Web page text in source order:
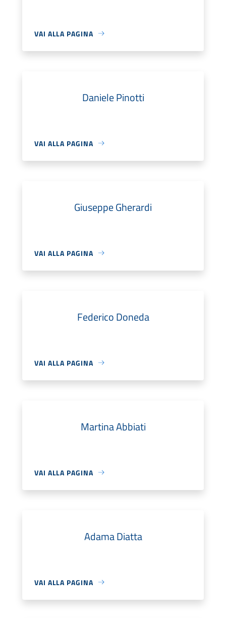
VAI ALLA PAGINA
Daniele Pinotti
VAI ALLA PAGINA
Giuseppe Gherardi
VAI ALLA PAGINA
Federico Doneda
VAI ALLA PAGINA
Martina Abbiati
VAI ALLA PAGINA
Adama Diatta
VAI ALLA PAGINA